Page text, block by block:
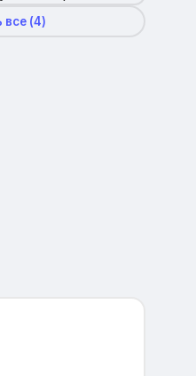
все (4)